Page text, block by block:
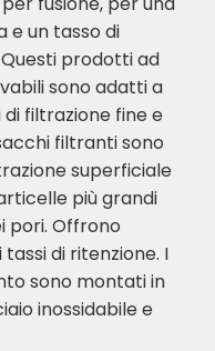
e un tasso di
prodotti ad
sono adatti a
filtrazione fine e
filtranti sono
superficiale
più grandi
pori. Offrono
di ritenzione. I
sono montati in
inossidabile e